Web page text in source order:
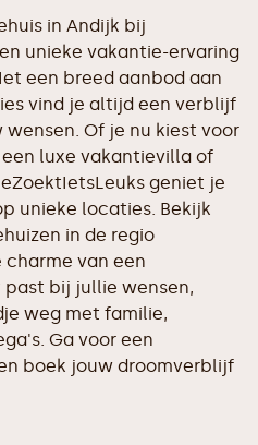
in Andijk bij
unieke vakantie-ervaring
een breed aanbod aan
vind je altijd een verblijf
Of je nu kiest voor
luxe vakantievilla of
geniet je
unieke locaties. Bekijk
in de regio
van een
bij jullie wensen,
weg met familie,
Ga voor een
boek jouw droomverblijf